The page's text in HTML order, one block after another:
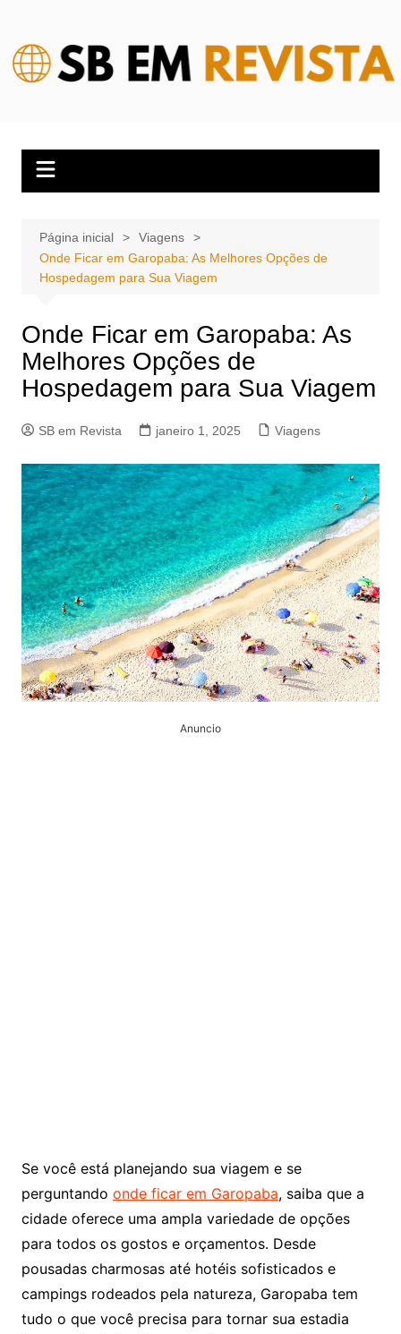
conteúdo
Página inicial
Viagens
Onde Ficar em Garopaba: As Melhores Opções de
Hospedagem para Sua Viagem
Onde Ficar em Garopaba: As
Melhores Opções de
Hospedagem para Sua Viagem
SB em Revista janeiro 1, 2025 Viagens
Anuncio
Se você está planejando sua viagem e se
perguntando onde ficar em Garopaba, saiba que a
cidade oferece uma ampla variedade de opções
para todos os gostos e orçamentos. Desde
pousadas charmosas até hotéis sofisticados e
campings rodeados pela natureza, Garopaba tem
tudo o que você precisa para tornar sua estadia